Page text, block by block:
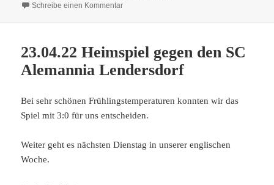
am
Schreibe einen Kommentarzu 26.04.22 Auswärtsspiel in Rurtal
23.04.22 Heimspiel gegen den SC
Alemannia Lendersdorf
Bei sehr schönen Frühlingstemperaturen konnten wir das
Spiel mit 3:0 für uns entscheiden.
Weiter geht es nächsten Dienstag in unserer englischen
Woche.